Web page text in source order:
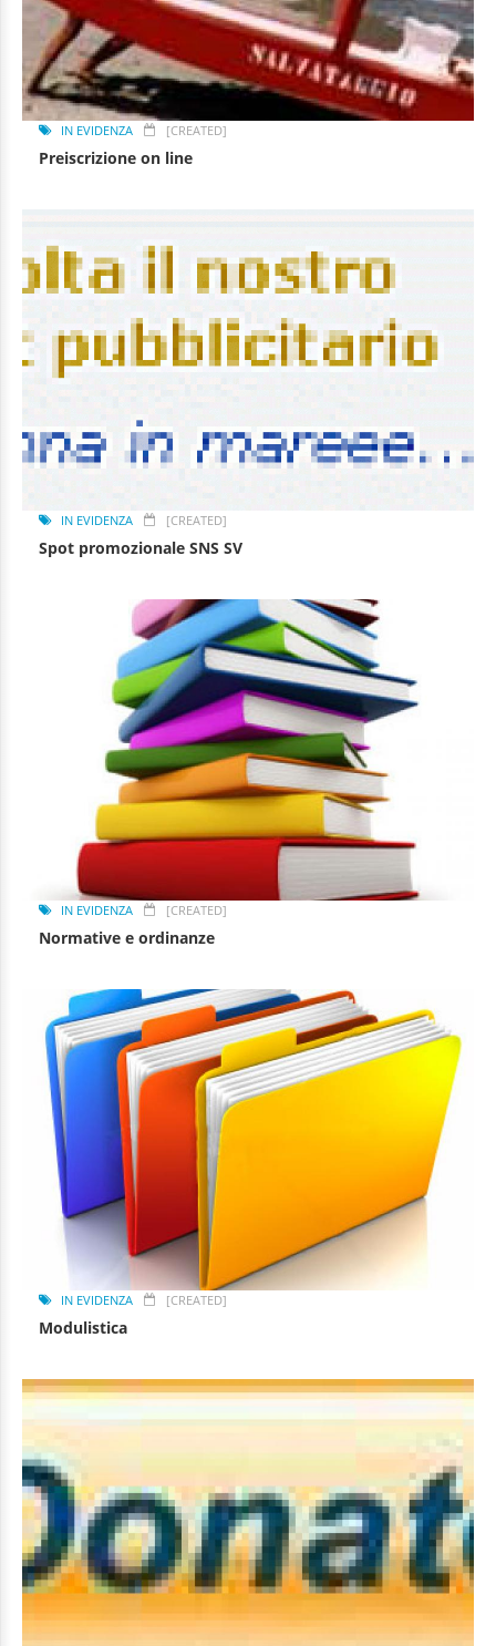
IN EVIDENZA [CREATED]
Preiscrizione on line
IN EVIDENZA [CREATED]
Spot promozionale SNS SV
IN EVIDENZA [CREATED]
Normative e ordinanze
IN EVIDENZA [CREATED]
Modulistica